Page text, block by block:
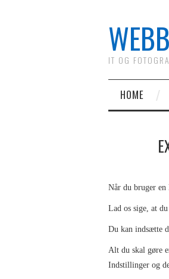
IT OG
HOME
Når du bruger en
Lad os sige, at
Du kan indsætte
Alt du skal gøre
Indstillinger og